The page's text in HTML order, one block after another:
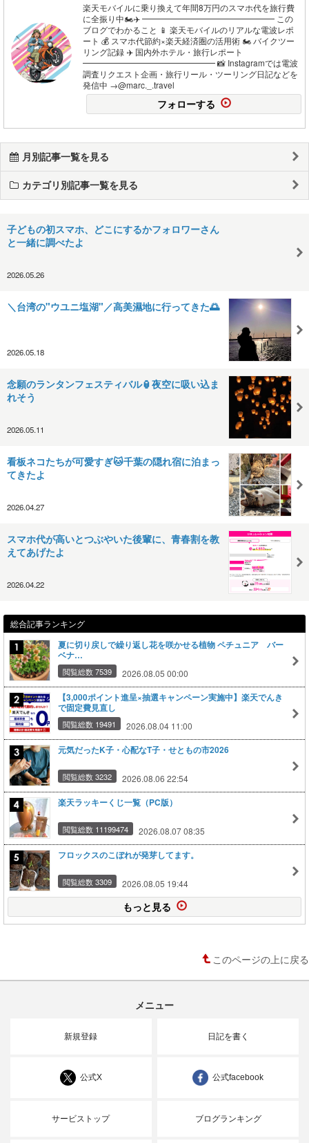
楽天モバイルに乗り換えて年間8万円のスマホ代を旅行費
に全振り中🏍✈️ ━━━━━━━━━━━━━━━━ この
ブログでわかること 📱 楽天モバイルのリアルな電波レポ
ート 💰 スマホ代節約×楽天経済圏の活用術 🏍 バイクツー
リング記録 ✈️ 国内外ホテル・旅行レポート
━━━━━━━━━━━━━━━━ 📸 Instagramでは電波
調査リクエスト企画・旅行リール・ツーリング日記などを
発信中 →@marc._.travel
フォローする
月別記事一覧を見る
カテゴリ別記事一覧を見る
子どもの初スマホ、どこにするかフォロワーさん
と一緒に調べたよ
2026.05.26
＼台湾の"ウユニ塩湖"／高美濕地に行ってきた🌅
2026.05.18
念願のランタンフェスティバル🏮夜空に吸い込ま
れそう
2026.05.11
看板ネコたちが可愛すぎ🐱千葉の隠れ宿に泊まっ
てきたよ
2026.04.27
スマホ代が高いとつぶやいた後輩に、青春割を教
えてあげたよ
2026.04.22
総合記事ランキング
夏に切り戻しで繰り返し花を咲かせる植物 ペチュニア バー
ベナ…
閲覧総数 7539 2026.08.05 00:00
【3,000ポイント進呈×抽選キャンペーン実施中】楽天でんき
で固定費見直し
閲覧総数 19491 2026.08.04 11:00
元気だったK子・心配なT子・せともの市2026
閲覧総数 3232 2026.08.06 22:54
楽天ラッキーくじ一覧（PC版）
閲覧総数 11199474 2026.08.07 08:35
フロックスのこぼれが発芽してます。
閲覧総数 3309 2026.08.05 19:44
もっと見る
このページの上に戻る
メニュー
新規登録 日記を書く
公式X 公式facebook
サービストップ ブログランキング